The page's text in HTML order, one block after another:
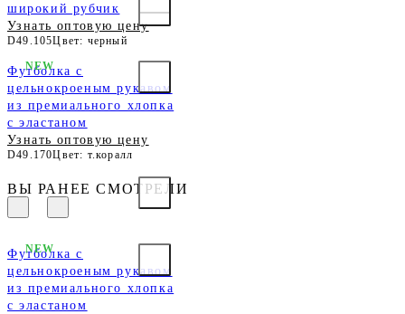
широкий рубчик
Узнать оптовую цену
D49.105Цвет: черный
Футболка с
цельнокроеным рукавом
из премиального хлопка
с эластаном
Узнать оптовую цену
D49.170Цвет: т.коралл
NEW
ВЫ РАНЕЕ СМОТРЕЛИ
Футболка с
цельнокроеным рукавом
из премиального хлопка
с эластаном
NEW